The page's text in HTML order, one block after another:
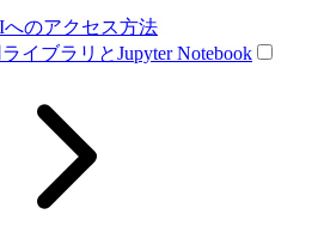
へのアクセス方法
イブラリとJupyter Notebook